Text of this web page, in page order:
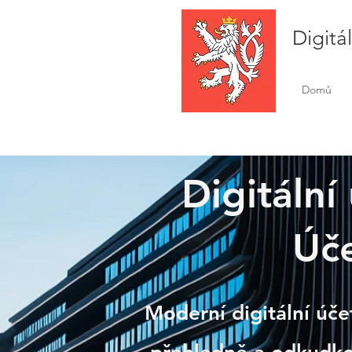
Domů
Digitální
Moderní digitální